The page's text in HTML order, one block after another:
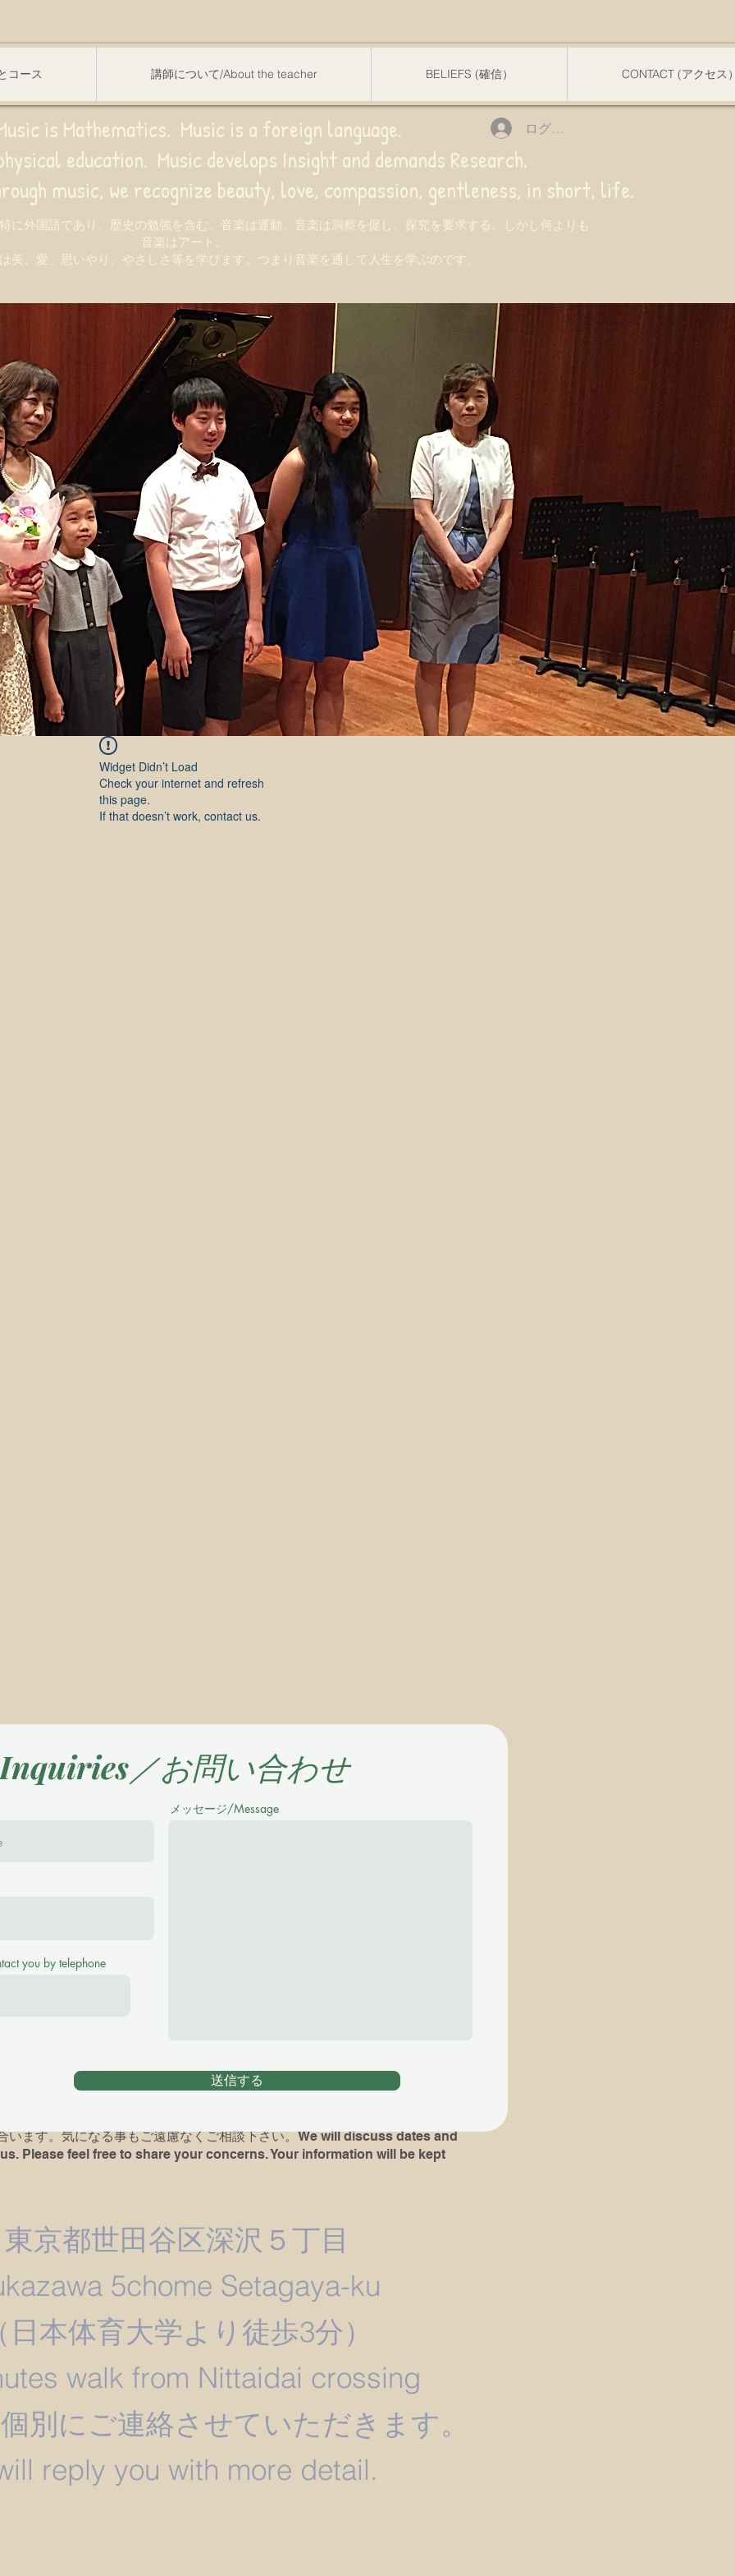
コース 講師について/About the teacher BELIEFS (確信） CONTACT (アクセス
ログイン
is Mathematics. Music is a foreign language.
education. Music develops Insight and demands Research.
recognize beauty, love, compassion, gentleness, in short, life.
に外国語であり、歴史の勉強を含む。音楽は運動、音楽は洞察を促し、探究を要求する。しかし何よりも
音楽はアート。
美、愛、思いやり、やさしさ等を学びます。つまり音楽を通して人生を学ぶのです。
Widget Didn’t Load
Check your internet and refresh
this page.
If that doesn’t work, contact us.
を受け付けます。(¥2500 for 40 minutes, ¥3000 for 60 minutes Trial lessons are
had piano lessons before, please let me know what books or pieces
います。気になる事もご遠慮なくご相談下さい。We will discuss dates and
Please feel free to share your concerns. Your information will be kept
Inquiries／お問い合わせ
you by telephone
メッセージ/Message
送信する
東京都世田谷区深沢５丁目
5chome Setagaya-ku
​（日本体育大学より徒歩3分）
walk from Nittaidai crossing
別にご連絡させていただきます。
reply you with more detail.